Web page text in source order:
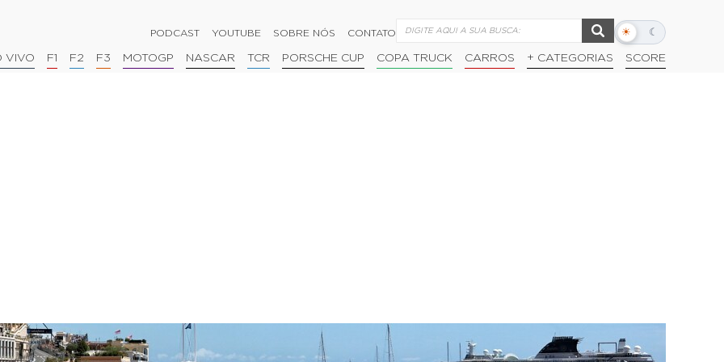
PODCAST YOUTUBE SOBRE NÓS CONTATO ☀ ☾
Alternar
escuro
VIVO F1 F2 F3 MOTOGP NASCAR TCR PORSCHE CUP COPA TRUCK CARROS + CATEGORIAS SCORE